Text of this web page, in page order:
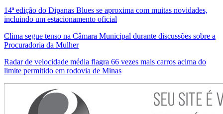
14ª edição do Dipanas Blues se aproxima com muitas novidades,
incluindo um estacionamento oficial
Clima segue tenso na Câmara Municipal durante discussões sobre a
Procuradoria da Mulher
Radar de velocidade média flagra 66 vezes mais carros acima do
limite permitido em rodovia de Minas